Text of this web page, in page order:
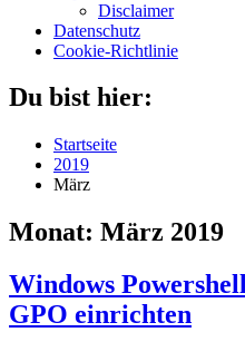
Disclaimer
Datenschutz
Cookie-Richtlinie
Du bist hier:
Startseite
2019
März
Monat: März 2019
Windows
GPO einrichten